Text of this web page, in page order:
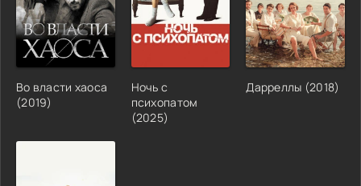
Во власти хаоса
(2019)
Ночь с
психопатом
(2025)
Дарреллы (2018)